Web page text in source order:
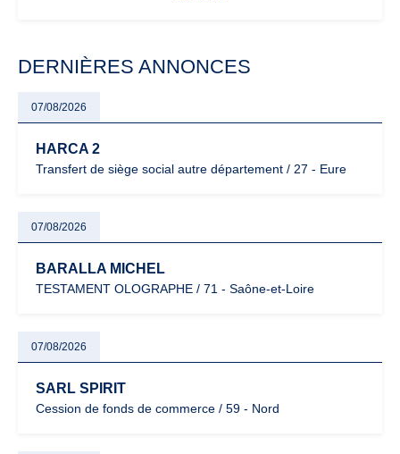
DERNIÈRES ANNONCES
07/08/2026
HARCA 2
Transfert de siège social autre département / 27 - Eure
07/08/2026
BARALLA MICHEL
TESTAMENT OLOGRAPHE / 71 - Saône-et-Loire
07/08/2026
SARL SPIRIT
Cession de fonds de commerce / 59 - Nord